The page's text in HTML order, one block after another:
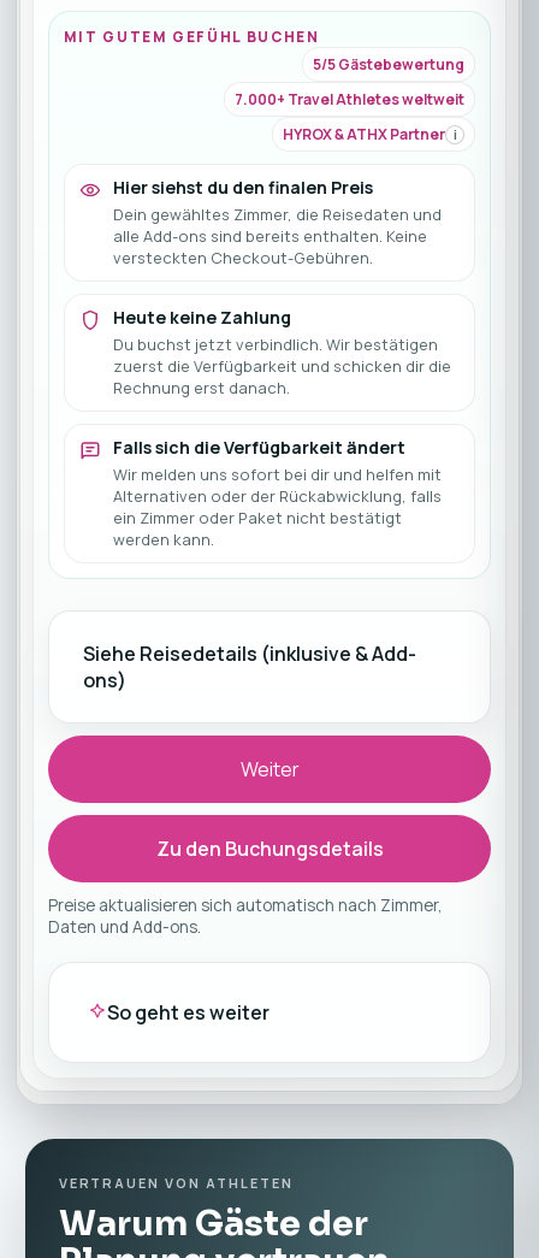
MIT GUTEM GEFÜHL BUCHEN
5/5 Gästebewertung
7.000+ Travel Athletes weltweit
HYROX & ATHX Partner i
Hier siehst du den finalen Preis
Dein gewähltes Zimmer, die Reisedaten und
alle Add-ons sind bereits enthalten. Keine
versteckten Checkout-Gebühren.
Heute keine Zahlung
Du buchst jetzt verbindlich. Wir bestätigen
zuerst die Verfügbarkeit und schicken dir die
Rechnung erst danach.
Falls sich die Verfügbarkeit ändert
Wir melden uns sofort bei dir und helfen mit
Alternativen oder der Rückabwicklung, falls
ein Zimmer oder Paket nicht bestätigt
werden kann.
Siehe Reisedetails (inklusive & Add-
ons)
Weiter
Zu den Buchungsdetails
Preise aktualisieren sich automatisch nach Zimmer,
Daten und Add-ons.
So geht es weiter
VERTRAUEN VON ATHLETEN
Warum Gäste der